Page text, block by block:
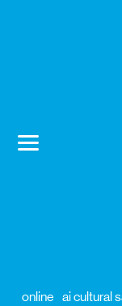
online ai cultural